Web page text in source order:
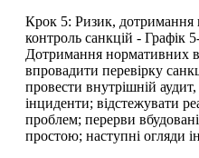
Крок 5: Ризик, дотримання
контроль санкцій - Графік
Дотримання нормативних
впровадити перевірку
провести внутрішній
інциденти; відстежувати
проблем; перерви вбудовані
простою; наступні огляди